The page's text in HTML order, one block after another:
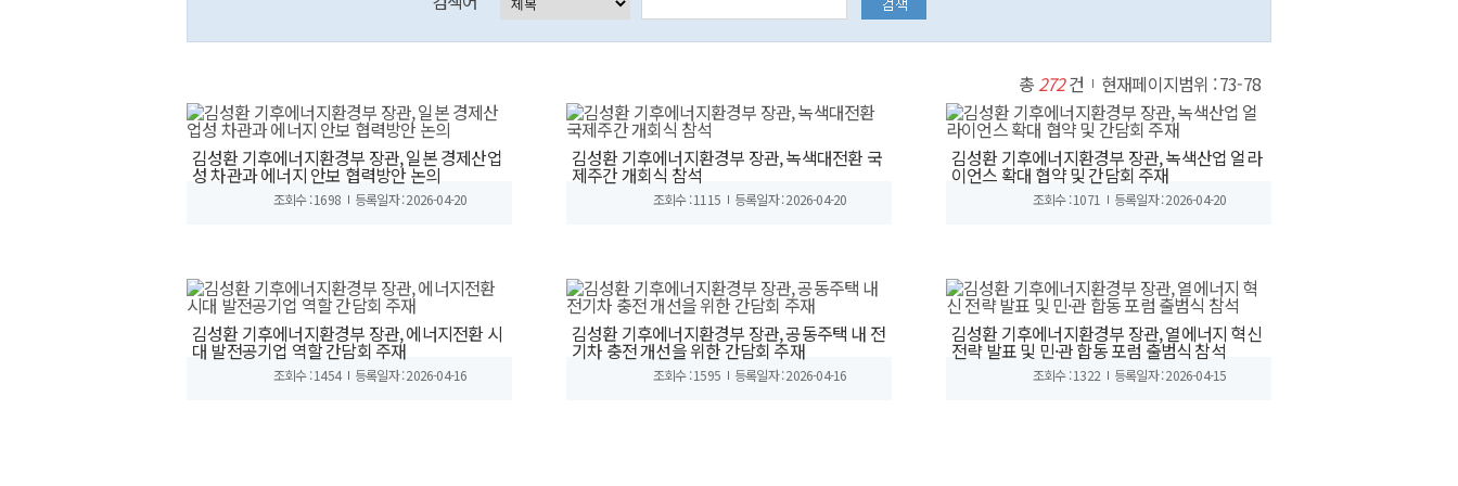
총272건 현재페이지범위 : 73-78
김성환 기후에너지환경부 장관, 일본 경제산업
성 차관과 에너지 안보 협력방안 논의
조회수 : 1698 등록일자 : 2026-04-20
김성환 기후에너지환경부 장관, 녹색대전환 국
제주간 개회식 참석
조회수 : 1115 등록일자 : 2026-04-20
김성환 기후에너지환경부 장관, 녹색산업 얼라
이언스 확대 협약 및 간담회 주재
조회수 : 1071 등록일자 : 2026-04-20
김성환 기후에너지환경부 장관, 에너지전환 시
대 발전공기업 역할 간담회 주재
조회수 : 1454 등록일자 : 2026-04-16
김성환 기후에너지환경부 장관, 공동주택 내 전
기차 충전 개선을 위한 간담회 주재
조회수 : 1595 등록일자 : 2026-04-16
김성환 기후에너지환경부 장관, 열에너지 혁신
전략 발표 및 민·관 합동 포럼 출범식 참석
조회수 : 1322 등록일자 : 2026-04-15